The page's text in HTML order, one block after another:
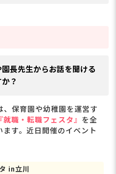
長先生からお話を聞ける
？
、保育園や幼稚園を運営す
『就職・転職フェスタ』 を全
ます。近日開催のイベント
in立川